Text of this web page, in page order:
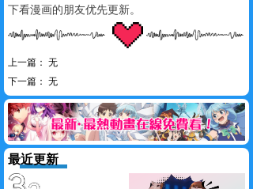
上一篇： 无
下一篇： 无
下看漫画的朋友优先更新。
最近更新